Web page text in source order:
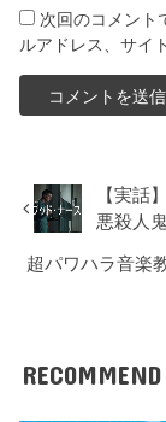
次回のコメント
ルアドレス、サイ
【実話
悪殺人
超パワハラ音楽
RECOMMEND